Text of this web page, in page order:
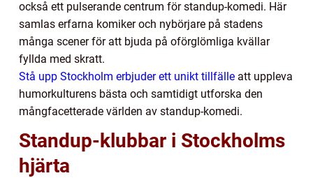
också ett pulserande centrum för standup-komedi. Här
samlas erfarna komiker och nybörjare på stadens
många scener för att bjuda på oförglömliga kvällar
fyllda med skratt.
Stå upp Stockholm erbjuder ett unikt tillfälle att uppleva
humorkulturens bästa och samtidigt utforska den
mångfacetterade världen av standup-komedi.
Standup-klubbar i Stockholms
hjärta